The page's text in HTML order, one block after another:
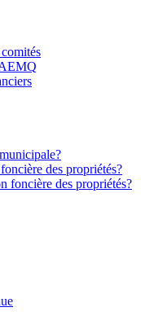
des propriétés?
foncière des propriétés?